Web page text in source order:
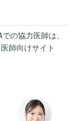
の協力医師は、
師向けサイト